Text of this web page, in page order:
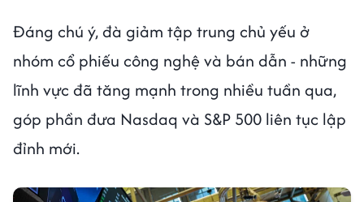
Đáng chú ý, đà giảm tập trung chủ yếu ở
nhóm cổ phiếu công nghệ và bán dẫn - những
lĩnh vực đã tăng mạnh trong nhiều tuần qua,
góp phần đưa Nasdaq và S&P 500 liên tục lập
đỉnh mới.